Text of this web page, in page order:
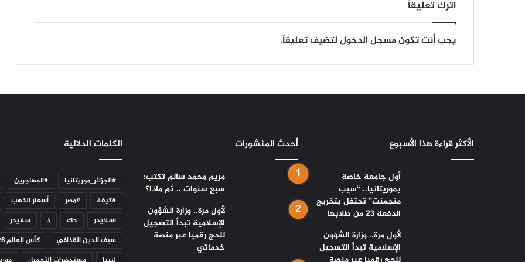
اترك تعليقاً
يجب أنت تكونمسجل الدخوللتضيف تعليقاً.
الأكثر قراءة هذا الأسبوع
أول جامعة خاصة
بموريتانيا.. “سيب
منجمنت” تحتفل بتخريج
الدفعة 23 من طلابها
لأول مرة.. وزارة الشؤون
الإسلامية تبدأ التسجيل
أحدث المنشورات
مريم محمد سالم تكتب:
سبع سنوات .. ثم ماذا؟
لأول مرة.. وزارة الشؤون
الإسلامية تبدأ التسجيل
للحج رقميا عبر منصة
خدماتي
الكلمات الدلالية
#الجزائر_موريتانيا #المهاجرين
#كيفة
#مصر أسعار الذهب
اسلايدر
حك ذ
سلايدر
سيف الدين القذافي
كأس العالم 2026